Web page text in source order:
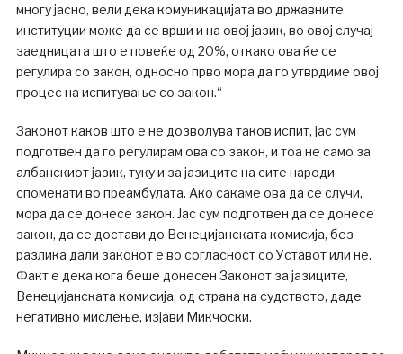
многу јасно, вели дека комуникацијата во државните
институции може да се врши и на овој јазик, во овој случај
заедницата што е повеќе од 20%, откако ова ќе се
регулира со закон, односно прво мора да го утврдиме овој
процес на испитување со закон.“
Законот каков што е не дозволува таков испит, јас сум
подготвен да го регулирам ова со закон, и тоа не само за
албанскиот јазик, туку и за јазиците на сите народи
споменати во преамбулата. Ако сакаме ова да се случи,
мора да се донесе закон. Јас сум подготвен да се донесе
закон, да се достави до Венецијанската комисија, без
разлика дали законот е во согласност со Уставот или не.
Факт е дека кога беше донесен Законот за јазиците,
Венецијанската комисија, од страна на судството, даде
негативно мислење, изјави Микчоски.